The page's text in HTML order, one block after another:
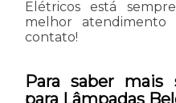
Elétricos está
melhor
contato!
Para saber mais
para Lâmpadas